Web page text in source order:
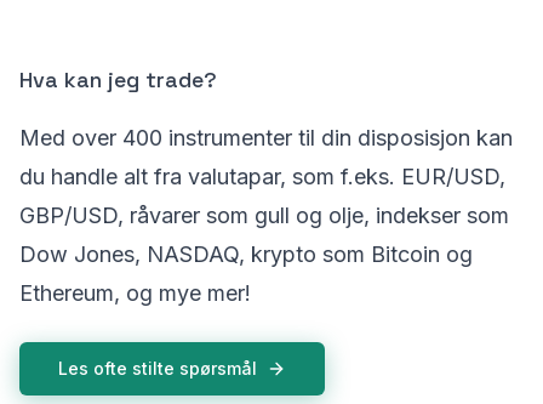
Hva kan jeg trade?
Med over 400 instrumenter til din disposisjon kan
du handle alt fra valutapar, som f.eks. EUR/USD,
GBP/USD, råvarer som gull og olje, indekser som
Dow Jones, NASDAQ, krypto som Bitcoin og
Ethereum, og mye mer!
Les ofte stilte spørsmål